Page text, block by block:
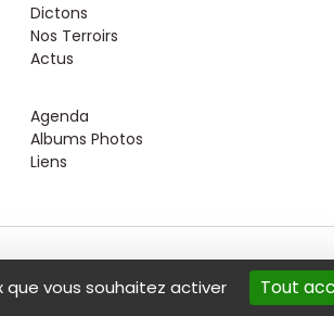
que vous souhaitez activer Tout
Dictons
Nos Terroirs
Actus
Agenda
Albums Photos
Liens